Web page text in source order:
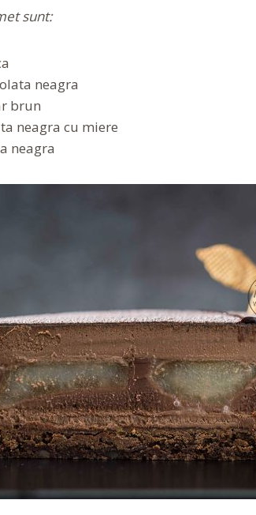
sunt:
neagra
brun
neagra cu miere
neagra